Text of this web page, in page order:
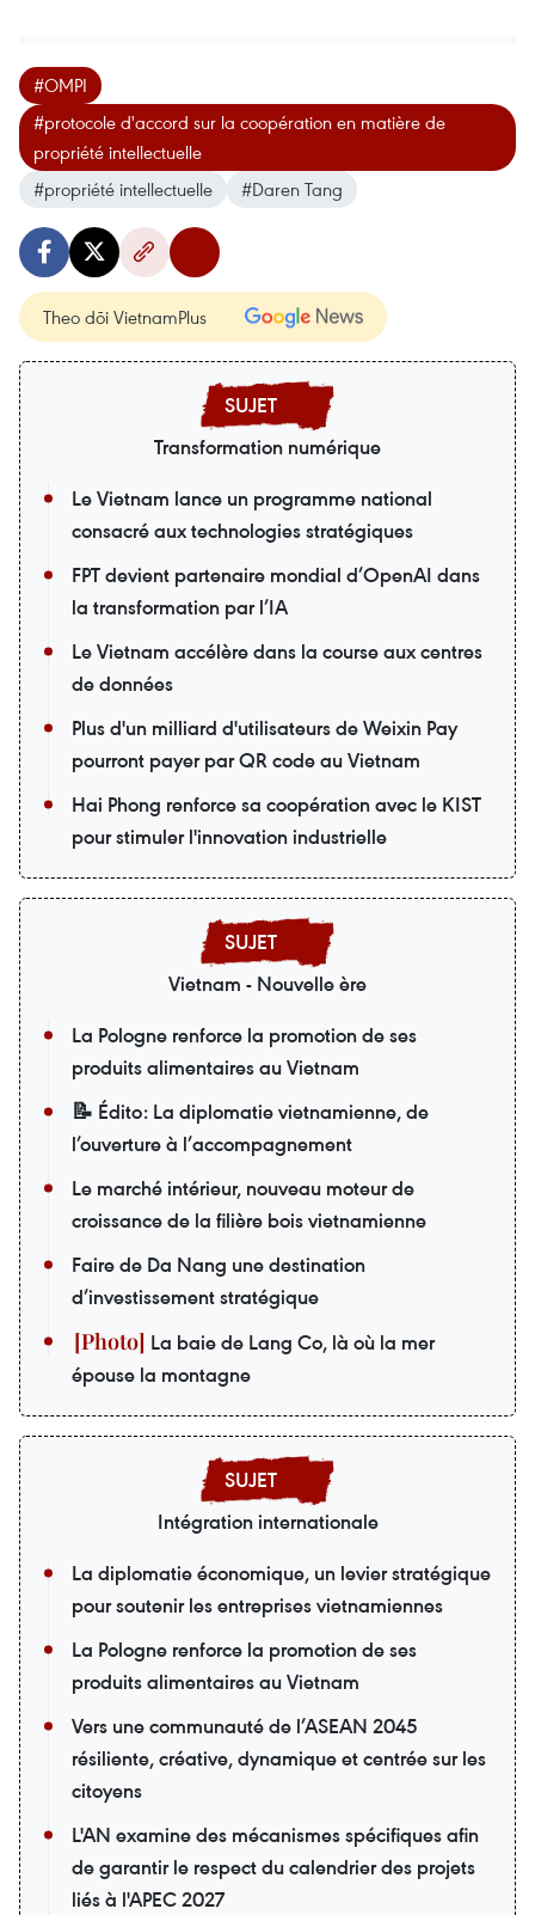
#OMPI
#protocole d'accord sur la coopération en matière de
propriété intellectuelle
#propriété intellectuelle
#Daren Tang
Theo dõi VietnamPlus
Transformation numérique
Le Vietnam lance un programme national
consacré aux technologies stratégiques
FPT devient partenaire mondial d’OpenAI dans
la transformation par l’IA
Le Vietnam accélère dans la course aux centres
de données
Plus d'un milliard d'utilisateurs de Weixin Pay
pourront payer par QR code au Vietnam
Hai Phong renforce sa coopération avec le KIST
pour stimuler l'innovation industrielle
Vietnam - Nouvelle ère
La Pologne renforce la promotion de ses
produits alimentaires au Vietnam
📝 Édito: La diplomatie vietnamienne, de
l’ouverture à l’accompagnement
Le marché intérieur, nouveau moteur de
croissance de la filière bois vietnamienne
Faire de Da Nang une destination
d’investissement stratégique
La baie de Lang Co, là où la mer
épouse la montagne
Intégration internationale
La diplomatie économique, un levier stratégique
pour soutenir les entreprises vietnamiennes
La Pologne renforce la promotion de ses
produits alimentaires au Vietnam
Vers une communauté de l’ASEAN 2045
résiliente, créative, dynamique et centrée sur les
citoyens
L'AN examine des mécanismes spécifiques afin
de garantir le respect du calendrier des projets
liés à l'APEC 2027